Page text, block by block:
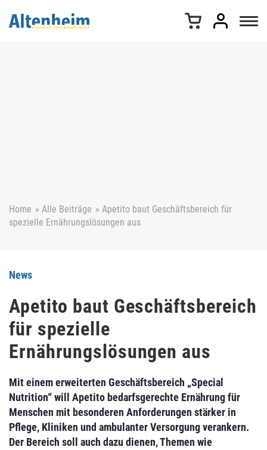
Home » Alle Beiträge » Apetito baut Geschäftsbereich für
spezielle Ernährungslösungen aus
News
Apetito baut Geschäftsbereich
für spezielle
Ernährungslösungen aus
Mit einem erweiterten Geschäftsbereich „Special
Nutrition“ will Apetito bedarfsgerechte Ernährung für
Menschen mit besonderen Anforderungen stärker in
Pflege, Kliniken und ambulanter Versorgung verankern.
Der Bereich soll auch dazu dienen, Themen wie